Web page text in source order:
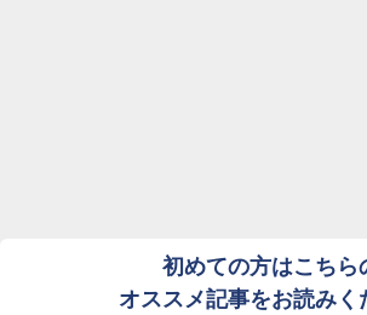
初めての方はこちら
オススメ記事をお読みく